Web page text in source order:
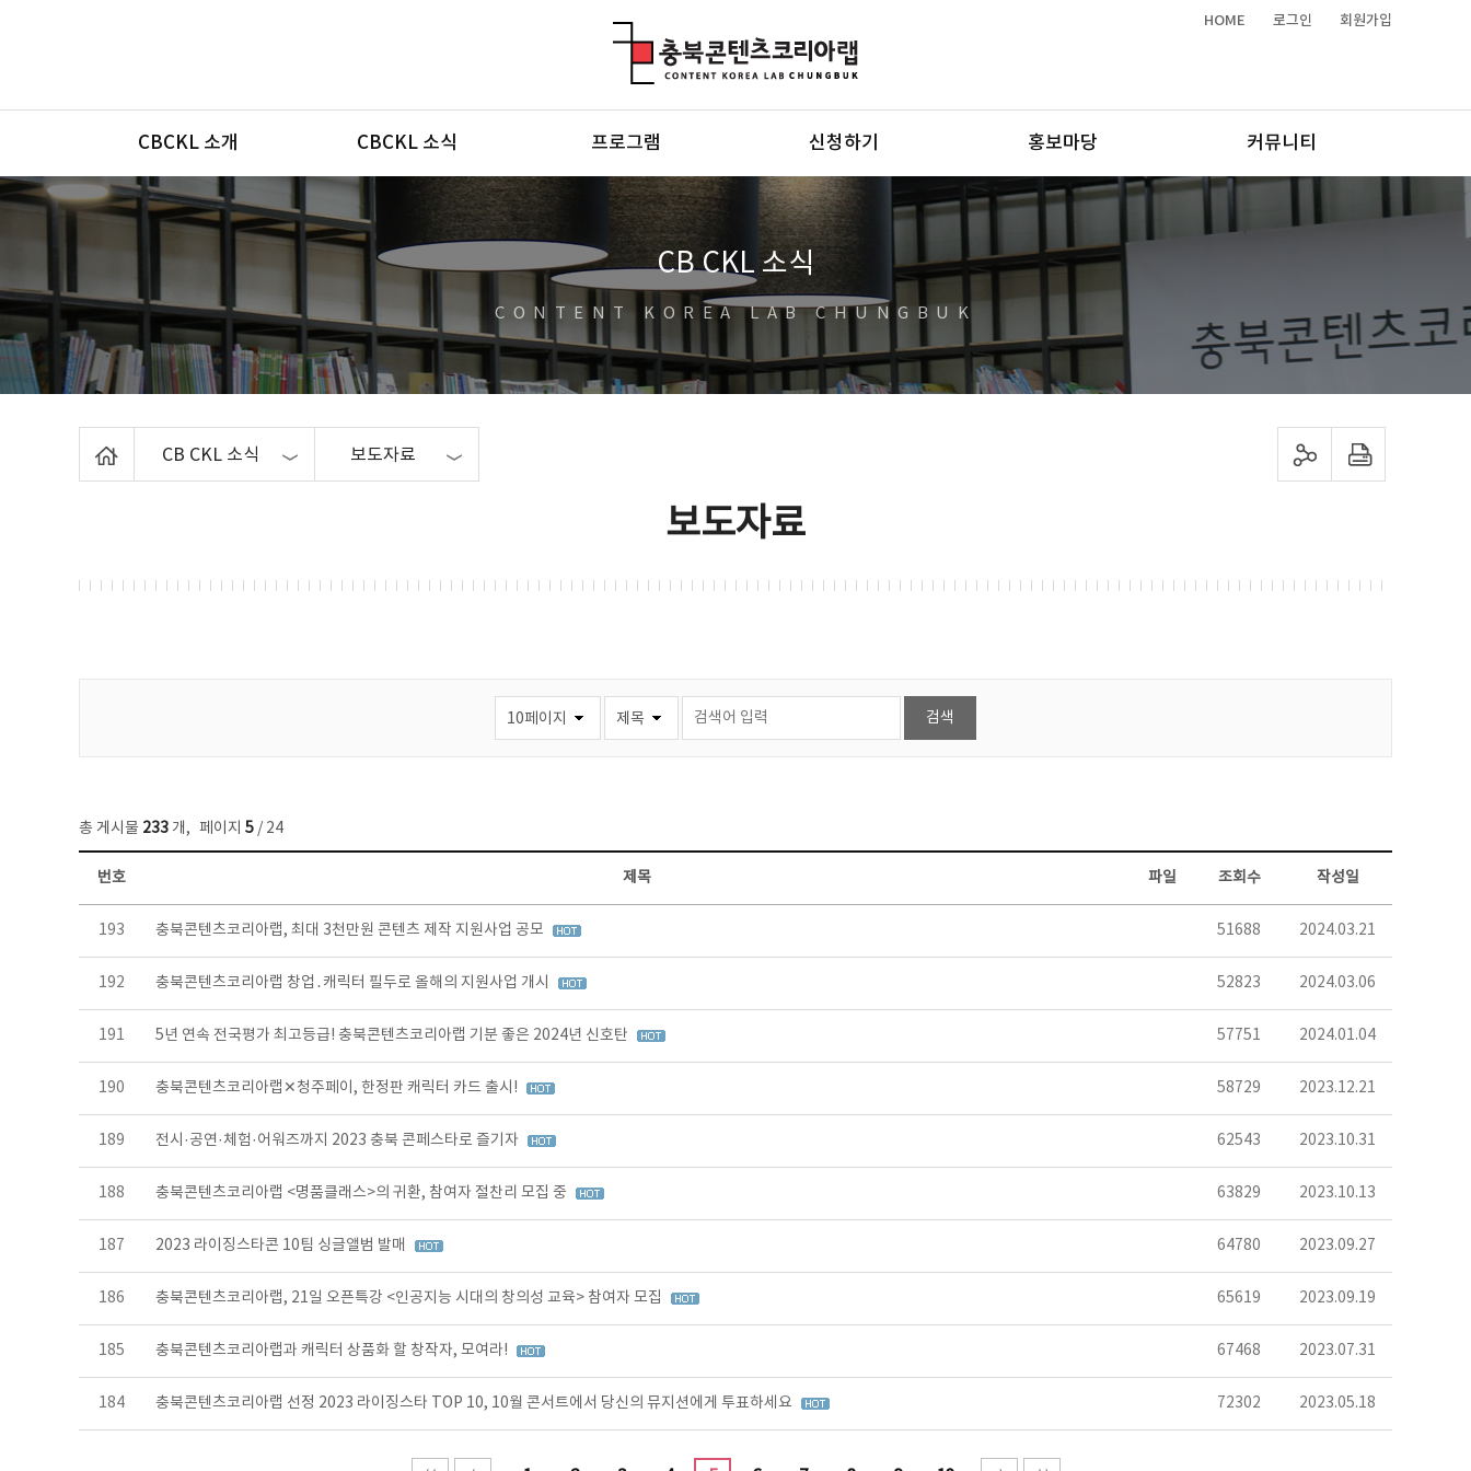
HOME 로그인 회원가입
메뉴
CBCKL 소개 CBCKL 소식 프로그램 신청하기 홍보마당 커뮤니티
CB CKL 소식
CONTENT KOREA LAB CHUNGBUK
CB CKL 소식 보도자료 sns 공유하기 프린트하기
보도자료
총 게시물 233 개, 페이지 5 / 24
보도자료 목록 - 번호, 제목, 작성자, 파일, 조회수, 작성일 정보 제공
번호 제목 파일 조회수 작성일
193 충북콘텐츠코리아랩, 최대 3천만원 콘텐츠 제작 지원사업 공모 51688 2024.03.21
192 충북콘텐츠코리아랩 창업․캐릭터 필두로 올해의 지원사업 개시 52823 2024.03.06
191 5년 연속 전국평가 최고등급! 충북콘텐츠코리아랩 기분 좋은 2024년 신호탄 57751 2024.01.04
190 충북콘텐츠코리아랩✕청주페이, 한정판 캐릭터 카드 출시! 58729 2023.12.21
189 전시·공연·체험·어워즈까지 2023 충북 콘페스타로 즐기자 62543 2023.10.31
188 충북콘텐츠코리아랩 <명품클래스>의 귀환, 참여자 절찬리 모집 중 63829 2023.10.13
187 2023 라이징스타콘 10팀 싱글앨범 발매 64780 2023.09.27
186 충북콘텐츠코리아랩, 21일 오픈특강 <인공지능 시대의 창의성 교육> 참여자 모집 65619 2023.09.19
185 충북콘텐츠코리아랩과 캐릭터 상품화 할 창작자, 모여라! 67468 2023.07.31
184 충북콘텐츠코리아랩 선정 2023 라이징스타 TOP 10, 10월 콘서트에서 당신의 뮤지션에게 투표하세요 72302 2023.05.18